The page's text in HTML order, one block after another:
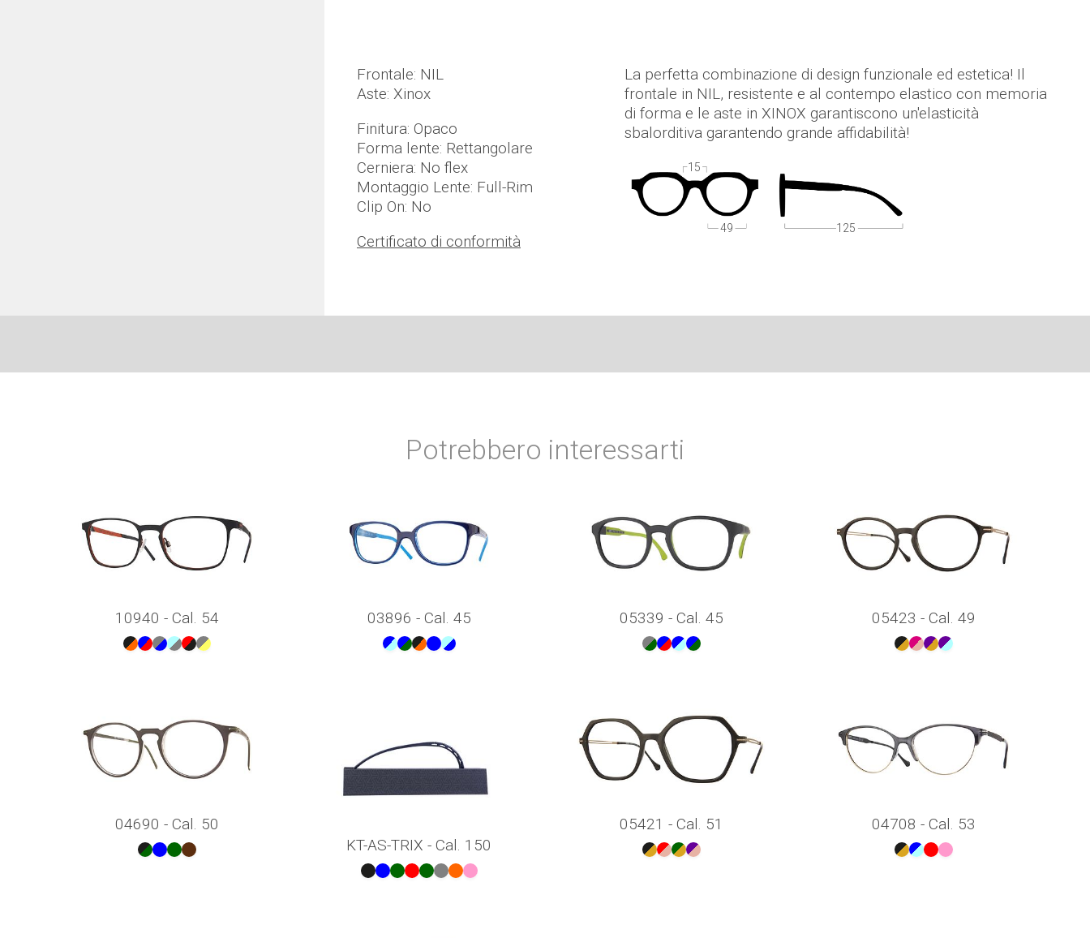
Frontale: NIL
Aste: Xinox
Finitura: Opaco
Forma lente: Rettangolare
Cerniera: No flex
Montaggio Lente: Full-Rim
Clip On: No
Certificato di conformità
La perfetta combinazione di design funzionale ed estetica! Il
frontale in NIL, resistente e al contempo elastico con memoria
di forma e le aste in XINOX garantiscono un'elasticità
sbalorditiva garantendo grande affidabilità!
49
15
125
Potrebbero interessarti
10940 - Cal. 54 03896 - Cal. 45 05339 - Cal. 45 05423 - Cal. 49
04690 - Cal. 50
KT-AS-TRIX - Cal. 150
05421 - Cal. 51 04708 - Cal. 53